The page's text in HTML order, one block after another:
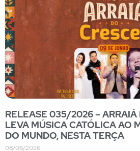
RELEASE 035/2026 – ARRAIÁ
LEVA MÚSICA CATÓLICA AO
DO MUNDO, NESTA TERÇA
08/06/2026